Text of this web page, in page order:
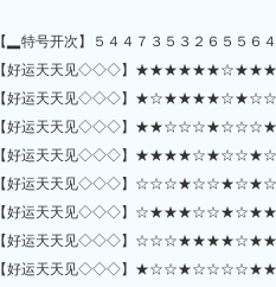
【▂特号开次】５４４７３５３２６５５６
【好运天天见◇◇◇】
【好运天天见◇◇◇】
【好运天天见◇◇◇】
【好运天天见◇◇◇】
【好运天天见◇◇◇】
【好运天天见◇◇◇】
【好运天天见◇◇◇】
【好运天天见◇◇◇】